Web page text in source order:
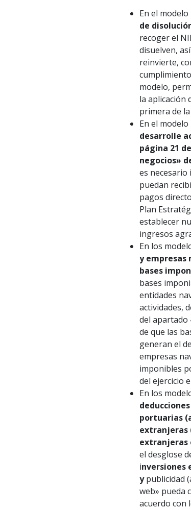
En el modelo
de
recoger el
disuelven,
reinvierte,
modelo,
la aplicación
primera de
En el
desarrolle
página 21
negocios»
es
puedan
pagos
Plan
establecer
ingresos
En los
y empresas
bases
bases
entidades
actividades,
del apartado
de que las
generan el
empresas
imponibles
del ejercicio
En los
portuarias
extranjeras
extranjeras
el desglose
inversiones
ypublicidad
web» pueda
acuerdo con